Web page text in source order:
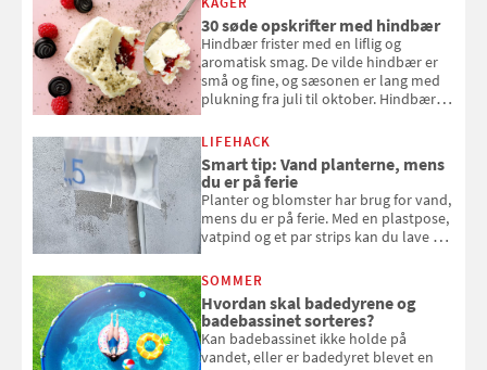
30 søde opskrifter med hindbær
Hindbær frister med en liflig og
aromatisk smag. De vilde hindbær er
små og fine, og sæsonen er lang med
plukning fra juli til oktober. Hindbær
kan bruge dine hindbær i alt fra
bagværk og salater til is og syltning.
LIFEHACK
Smart tip: Vand planterne, mens
du er på ferie
Planter og blomster har brug for vand,
mens du er på ferie. Med en plastpose,
vatpind og et par strips kan du lave dit
at bede naboen om at vande eller
komme hjem til døde planter
SOMMER
Hvordan skal badedyrene og
badebassinet sorteres?
Kan badebassinet ikke holde på
vandet, eller er badedyret blevet en